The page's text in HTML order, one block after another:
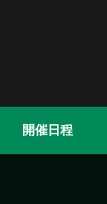
開催日程